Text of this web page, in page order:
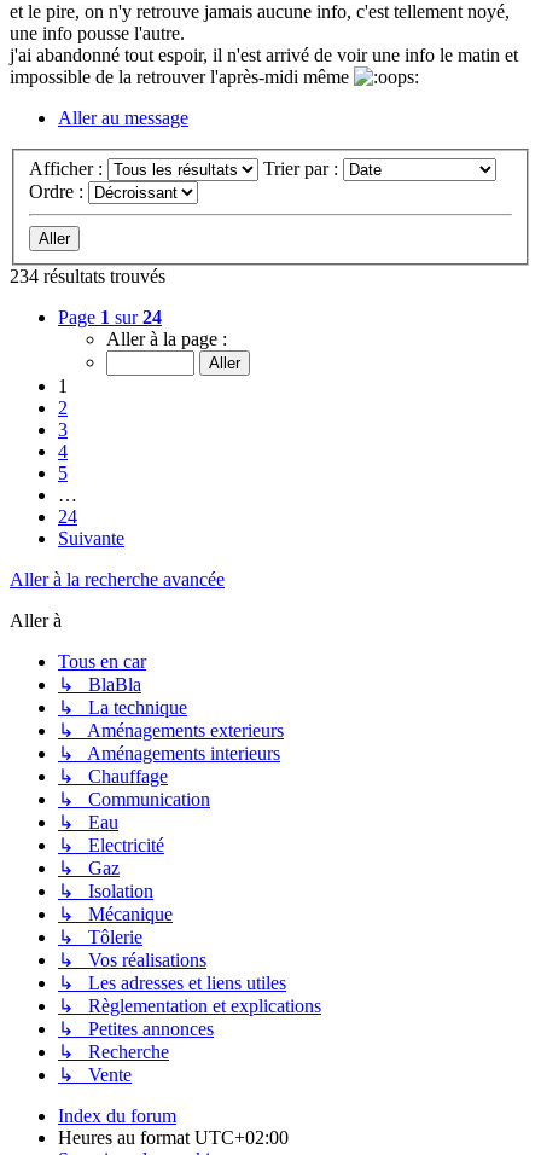
et le pire, on n'y retrouve jamais aucune info, c'est tellement noyé,
une info pousse l'autre.
j'ai abandonné tout espoir, il n'est arrivé de voir une info le matin et
impossible de la retrouver l'après-midi même
Aller au message
Afficher :
Trier par :
Ordre :
234 résultats trouvés
Page 1 sur24
Aller à la page :
1
2
3
4
5
…
24
Suivante
Aller à la recherche avancée
Aller à
Tous en car
↳ BlaBla
↳ La technique
↳ Aménagements exterieurs
↳ Aménagements interieurs
↳ Chauffage
↳ Communication
↳ Eau
↳ Electricité
↳ Gaz
↳ Isolation
↳ Mécanique
↳ Tôlerie
↳ Vos réalisations
↳ Les adresses et liens utiles
↳ Règlementation et explications
↳ Petites annonces
↳ Recherche
↳ Vente
Index du forum
Heures au format UTC+02:00